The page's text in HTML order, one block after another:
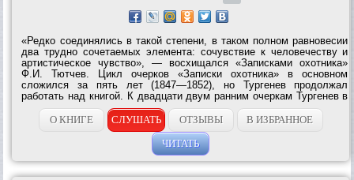
«Редко соединялись в такой степени, в таком полном равновесии
два трудно сочетаемых элемента: сочувствие к человечеству и
артистическое чувство», — восхищался «Записками охотника»
Ф.И. Тютчев. Цикл очерков «Записки охотника» в основном
сложился за пять лет (1847—1852), но Тургенев продолжал
работать над книгой. К двадцати двум ранним очеркам Тургенев в
начале 1870-х годов добавил еще три. Еще около двух десятков
сюжетов осталось в...
О КНИГЕ СЛУШАТЬ ОТЗЫВЫ
В ИЗБРАННОЕ
ЧИТАТЬ